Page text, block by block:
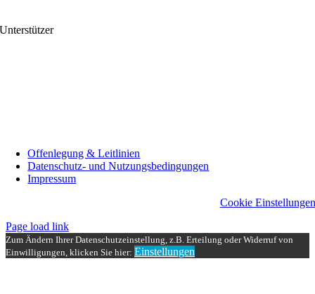
Unterstützer
Offenlegung & Leitlinien
Datenschutz- und Nutzungsbedingungen
Impressum
Cookie Einstellungen
Page load link
Zum Ändern Ihrer Datenschutzeinstellung, z.B. Erteilung oder Widerruf von
Einwilligungen, klicken Sie hier: Einstellungen